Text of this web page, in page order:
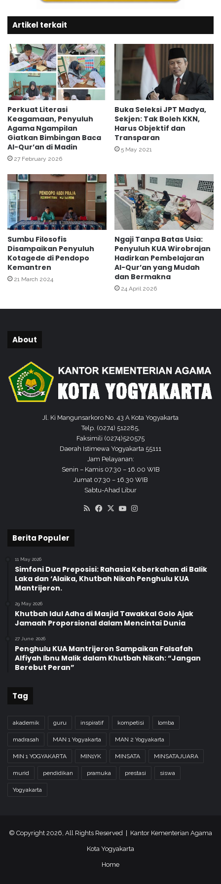
n
r
e
n
a
l
a
m
P
r
o
r
a
m
R
a
m
a
h
A
n
a
a
h
d
U
A
U
m
b
u
l
h
r
j
o
Artikel terkait
Perkuat Literasi
Keagamaan, Penyuluh
Agama Ngampilan
Giatkan Bimbingan Baca
Al-Qur’an di Madin
27 February 2026
Buka Seleksi JPT Madya,
Sekjen: Tak Boleh KKN,
Harus Objektif dan
Transparan
5 May 2021
Sumbu Filosofis
Disampaikan Penyuluh
Kotagede di Pendopo
Kemantren
21 March 2024
Ngaji Tanpa Batas Usia:
Penyuluh KUA Wirobrajan
Hadirkan Pembelajaran
Al-Qur’an yang Mudah
dan Bermakna
24 April 2026
About
Jl. Ki Mangunsarkoro No. 43 A Kota Yogyakarta
Telp. (0274) 512285,
Faksimili (0274)520575
Daerah Istimewa Yogyakarta 55111
Jam Pelayanan:
Senin – Kamis 07.30 – 16.00 WIB
Jumat 07.30 – 16.30 WIB
Sabtu-Ahad Libur
RSS Facebook
X YouTube
Berita Populer
11 May 2026
Simfoni Dua Preposisi: Rahasia Keberkahan di Balik
Laka dan ‘Alaika, Khutbah Nikah Penghulu KUA
Mantrijeron.
29 May 2026
Khutbah Idul Adha di Masjid Tawakkal Golo Ajak
Jamaah Proporsional dalam Mencintai Dunia
27 June 2026
Penghulu KUA Mantrijeron Sampaikan Falsafah
Alfiyah Ibnu Malik dalam Khutbah Nikah: “Jangan
Berebut Peran”
Tag
akademik guru inspiratif kompetisi lomba
madrasah MAN 1 Yogyakarta MAN 2 Yogyakarta
MIN 1 YOGYAKARTA MIN1YK MINSATA MINSATAJUARA
murid pendidikan pramuka prestasi siswa
Yogyakarta
© Copyright 2026, All Rights Reserved | Kantor Kementerian Agama
Kota Yogyakarta
Home